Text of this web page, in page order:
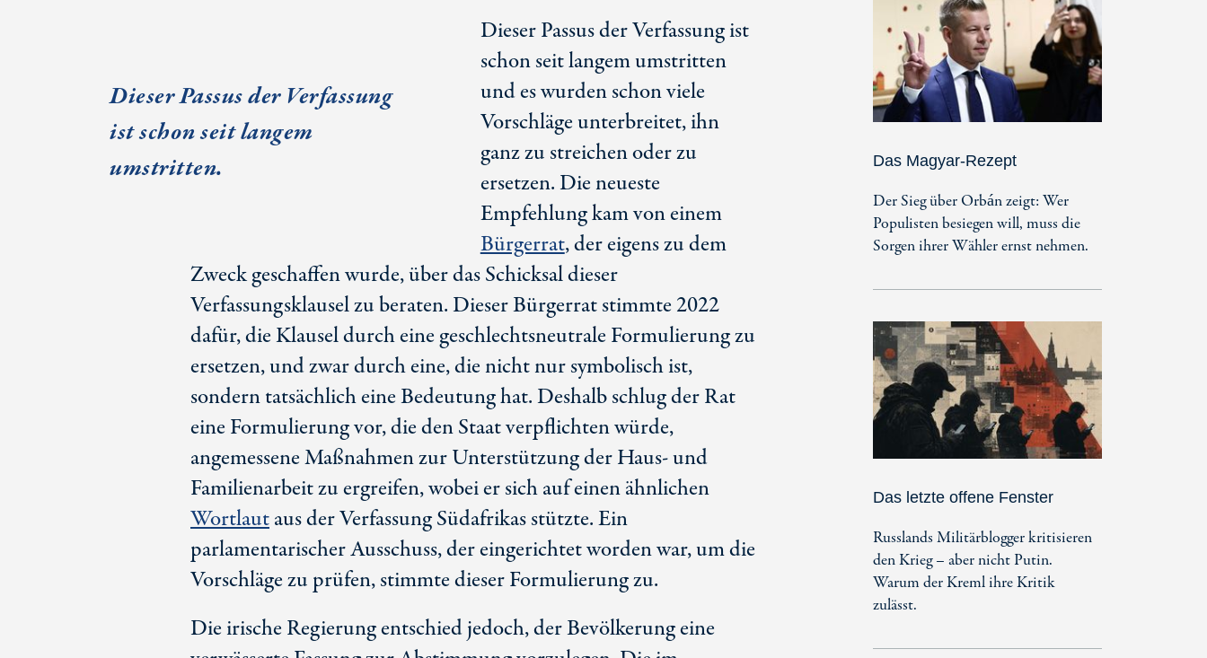
Dieser Passus der Verfassung
ist schon seit langem
umstritten.
Dieser Passus der Verfassung ist
schon seit langem umstritten
und es wurden schon viele
Vorschläge unterbreitet, ihn
ganz zu streichen oder zu
ersetzen. Die neueste
Empfehlung kam von einem
Bürgerrat, der eigens zu dem
Zweck geschaffen wurde, über das Schicksal dieser
Verfassungsklausel zu beraten. Dieser Bürgerrat stimmte 2022
dafür, die Klausel durch eine geschlechtsneutrale Formulierung zu
ersetzen, und zwar durch eine, die nicht nur symbolisch ist,
sondern tatsächlich eine Bedeutung hat. Deshalb schlug der Rat
eine Formulierung vor, die den Staat verpflichten würde,
angemessene Maßnahmen zur Unterstützung der Haus- und
Familienarbeit zu ergreifen, wobei er sich auf einen ähnlichen
Wortlautaus der Verfassung Südafrikas stützte. Ein
parlamentarischer Ausschuss, der eingerichtet worden war, um die
Vorschläge zu prüfen, stimmte dieser Formulierung zu.
Die irische Regierung entschied jedoch, der Bevölkerung eine
Das Magyar-Rezept
Der Sieg über Orbán zeigt: Wer
Populisten besiegen will, muss die
Sorgen ihrer Wähler ernst nehmen.
Das letzte offene Fenster
Russlands Militärblogger kritisieren
den Krieg – aber nicht Putin.
Warum der Kreml ihre Kritik
zulässt.